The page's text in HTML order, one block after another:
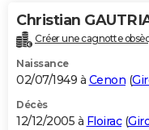
Christian
Créer une cagnotte
Naissance
02/07/1949 à Cenon (
Décès
12/12/2005 à Floirac(